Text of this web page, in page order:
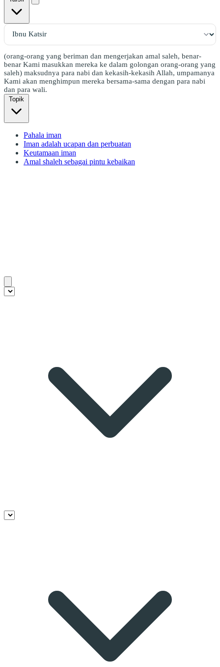
(orang-orang yang beriman dan mengerjakan amal saleh, benar-
benar Kami masukkan mereka ke dalam golongan orang-orang yang
saleh) maksudnya para nabi dan kekasih-kekasih Allah, umpamanya
Kami akan menghimpun mereka bersama-sama dengan para nabi
dan para wali.
Topik
Pahala iman
Iman adalah ucapan dan perbuatan
Keutamaan iman
Amal shaleh sebagai pintu kebaikan